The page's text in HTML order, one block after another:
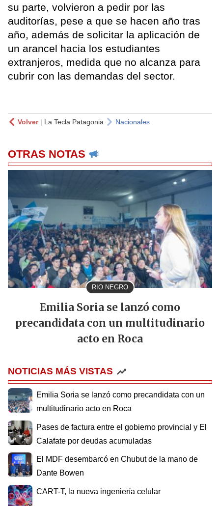
su parte, volvieron a pedir por las
auditorías, pese a que se hacen año tras
año, además de solicitar la aplicación de
un arancel hacia los estudiantes
extranjeros, medida que no alcanza para
cubrir con las demandas del sector.
Volver| La Tecla Patagonia Nacionales
OTRAS NOTAS
RIO NEGRO
Emilia Soria se lanzó como
precandidata con un multitudinario
acto en Roca
NOTICIAS MÁS VISTAS
Emilia Soria se lanzó como precandidata con un
multitudinario acto en Roca
Pases de factura entre el gobierno provincial y El
Calafate por deudas acumuladas
El MDF desembarcó en Chubut de la mano de
Dante Bowen
CART-T, la nueva ingeniería celular